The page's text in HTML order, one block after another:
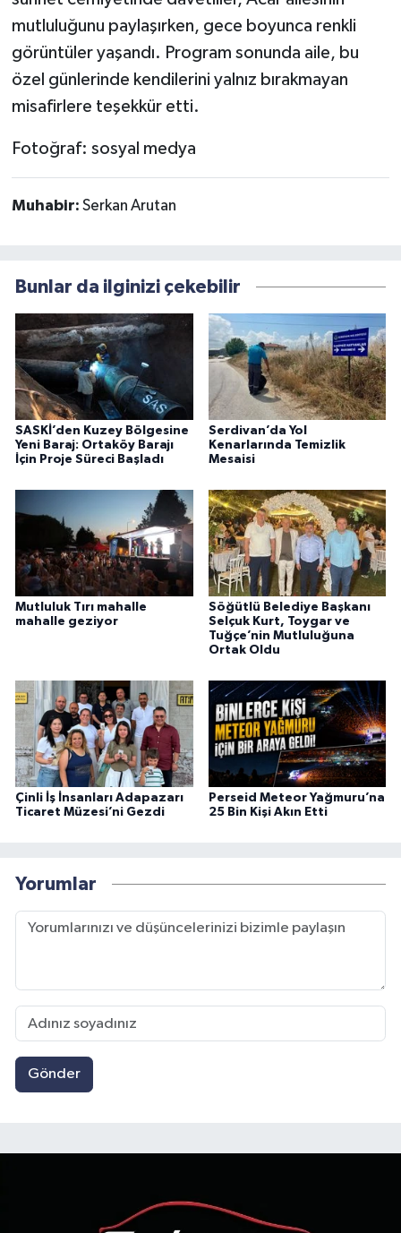
mutluluğunu paylaşırken, gece boyunca renkli
görüntüler yaşandı. Program sonunda aile, bu
özel günlerinde kendilerini yalnız bırakmayan
misafirlere teşekkür etti.
Fotoğraf: sosyal medya
Muhabir: Serkan Arutan
Bunlar da ilginizi çekebilir
SASKİ’den Kuzey Bölgesine
Yeni Baraj: Ortaköy Barajı
İçin Proje Süreci Başladı
Serdivan’da Yol
Kenarlarında Temizlik
Mesaisi
Mutluluk Tırı mahalle
mahalle geziyor
Söğütlü Belediye Başkanı
Selçuk Kurt, Toygar ve
Tuğçe’nin Mutluluğuna
Ortak Oldu
Çinli İş İnsanları Adapazarı
Ticaret Müzesi’ni Gezdi
Perseid Meteor Yağmuru’na
25 Bin Kişi Akın Etti
Yorumlar
Gönder